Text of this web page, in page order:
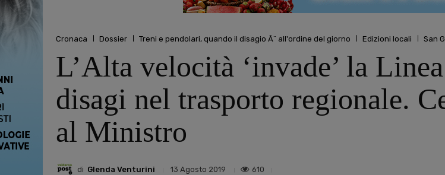
Cronaca Dossier Treni e pendolari, quando il disagio Ã¨ all'ordine del giorno Edizioni locali San
L’Alta velocità ‘invade’ la
disagi nel trasporto regionale.
al Ministro
di Glenda Venturini 13 Agosto 2019 610